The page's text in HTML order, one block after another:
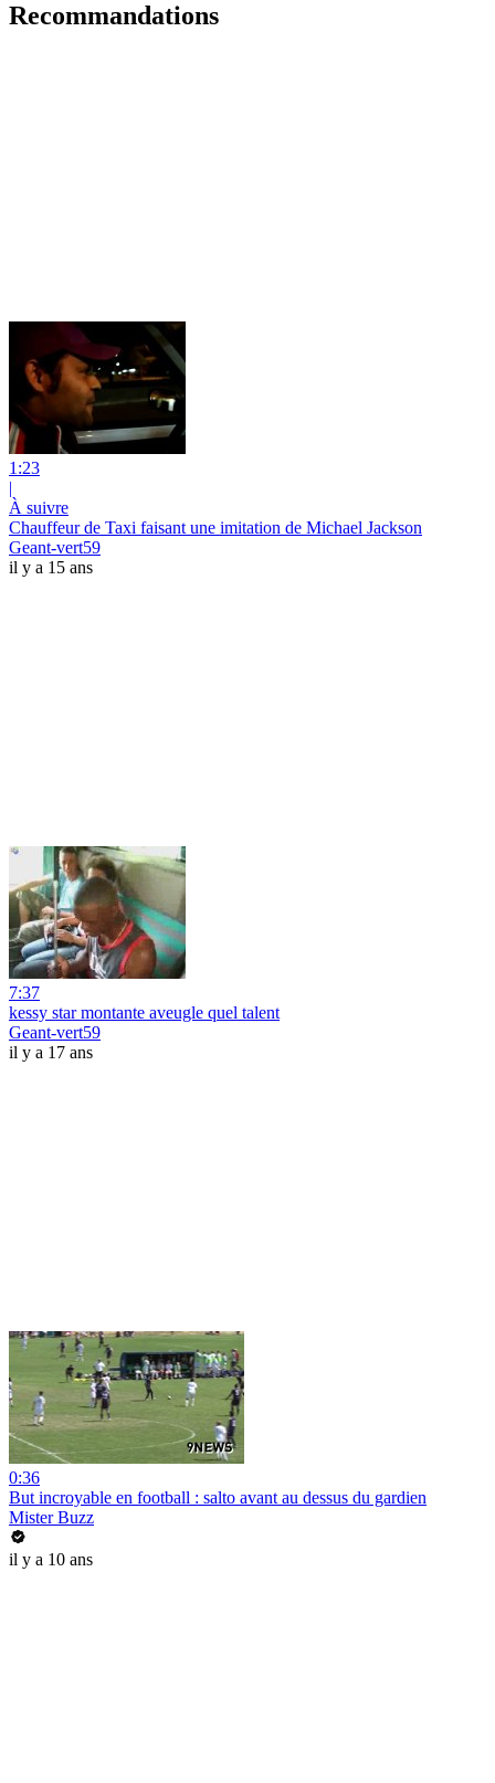
Recommandations
1:23
|
À suivre
Chauffeur de Taxi faisant une imitation de Michael Jackson
Geant-vert59
il y a 15 ans
7:37
kessy star montante aveugle quel talent
Geant-vert59
il y a 17 ans
0:36
But incroyable en football : salto avant au dessus du gardien
Mister Buzz
il y a 10 ans